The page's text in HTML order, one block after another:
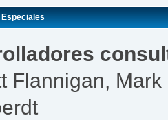
Flannigan,